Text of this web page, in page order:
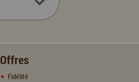
Offres
Fidélité